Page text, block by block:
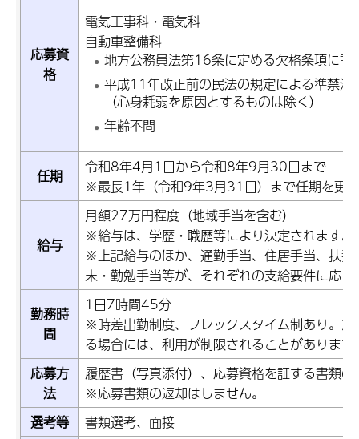
応募資
格
電気工事科・電気科
自動車整備科
地方公務員法第16条に定める欠格条項に該
平成11年改正前の民法の規定による準禁治
（心身耗弱を原因とするものは除く）
年齢不問
任期
令和8年4月1日から令和8年9月30日まで
※最長1年（令和9年3月31日）まで任期を更
給与
月額27万円程度（地域手当を含む）
※給与は、学歴・職歴等により決定されます。
※上記給与のほか、通勤手当、住居手当、扶
末・勤勉手当等が、それぞれの支給要件に応
勤務時
間
1日7時間45分
※時差出勤制度、フレックスタイム制あり。
る場合には、利用が制限されることがあります
応募方
法
履歴書（写真添付）、応募資格を証する書類の
※応募書類の返却はしません。
選考等
書類選考、面接